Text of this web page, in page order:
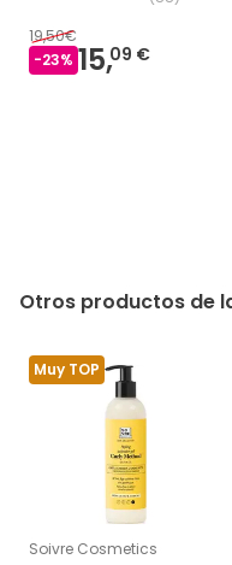
19,50€
-23% 15,09 €
Otros productos de
Muy TOP
Soivre Cosmetics